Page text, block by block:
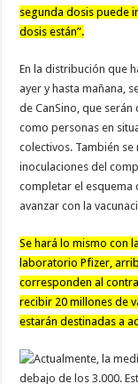
segunda dosis puede
dosis están”.
En la distribución que
ayer y hasta mañana,
de CanSino, que
como personas en
colectivos. También
inoculaciones del
completar el esquema
avanzar con la
Se hará lo mismo con
laboratorio Pfizer,
corresponden al
recibir 20 millones de
estarán destinadas a